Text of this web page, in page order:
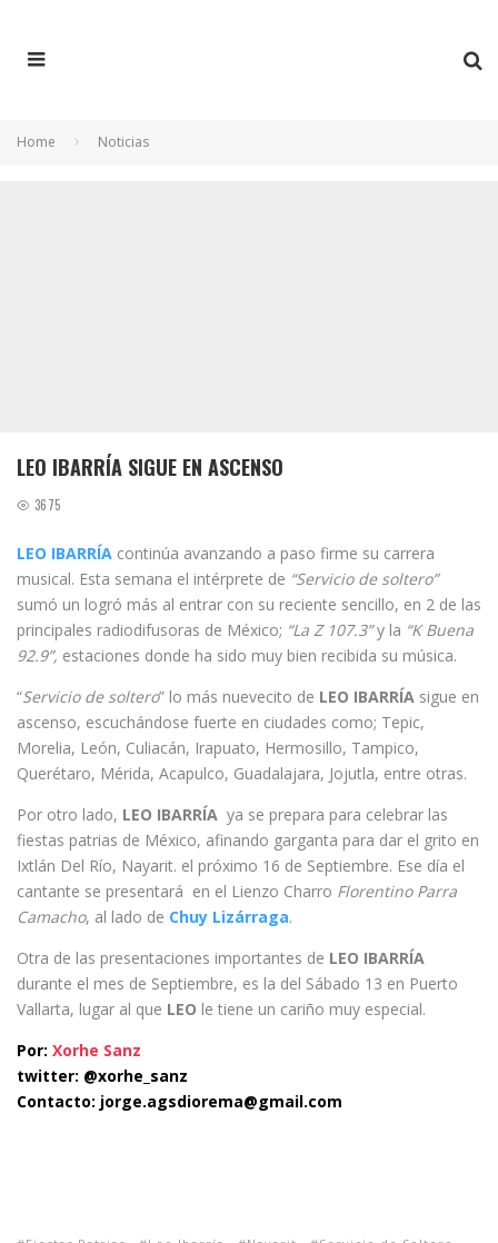
Home Noticias
LEO IBARRÍA SIGUE EN ASCENSO
3675
LEO IBARRÍA continúa avanzando a paso firme su carrera
musical. Esta semana el intérprete de “Servicio de soltero”
sumó un logró más al entrar con su reciente sencillo, en 2 de las
principales radiodifusoras de México; “La Z 107.3”y la “K Buena
92.9”, estaciones donde ha sido muy bien recibida su música.
“Servicio de soltero” lo más nuevecito de LEO IBARRÍA sigue en
ascenso, escuchándose fuerte en ciudades como; Tepic,
Morelia, León, Culiacán, Irapuato, Hermosillo, Tampico,
Querétaro, Mérida, Acapulco, Guadalajara, Jojutla, entre otras.
Por otro lado, LEO IBARRÍA ya se prepara para celebrar las
fiestas patrias de México, afinando garganta para dar el grito en
Ixtlán Del Río, Nayarit. el próximo 16 de Septiembre. Ese día el
cantante se presentará en el Lienzo Charro Florentino Parra
Camacho, al lado de Chuy Lizárraga.
Otra de las presentaciones importantes de LEO IBARRÍA
durante el mes de Septiembre, es la del Sábado 13 en Puerto
Vallarta, lugar al que LEO le tiene un cariño muy especial.
Por: Xorhe Sanz
twitter: @xorhe_sanz
Contacto: jorge.agsdiorema@gmail.com